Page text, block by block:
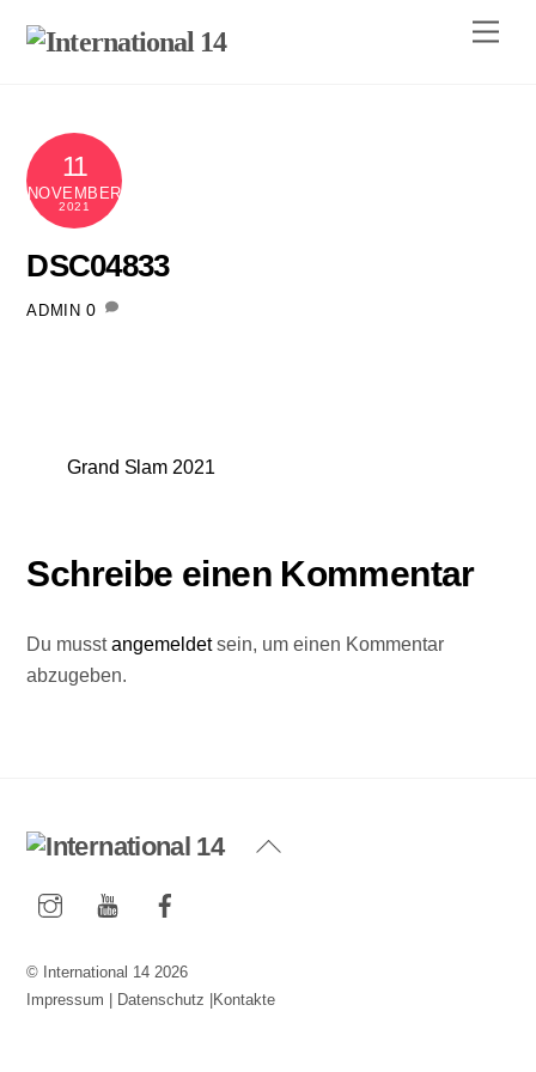
11
NOVEMBER
2021
DSC04833
ADMIN 0
Grand Slam 2021
Schreibe einen Kommentar
Du musstangemeldetsein, um einen Kommentar
abzugeben.
Back
InstagramYouTube
© International 14 2026
Impressum
Datenschutz Kontakte